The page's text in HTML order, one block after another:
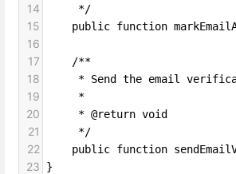
14
     */
15
public function
16
17
    /**
18
* Send the email
19
     *
20
     * @return void
21
     */
22
public function
23 }